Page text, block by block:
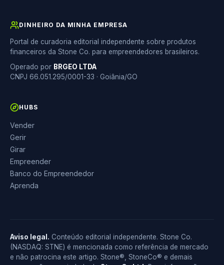
DINHEIRO DA MINHA EMPRESA
Portal de curadoria editorial independente sobre produtos
financeiros da Stone Co. para empreendedores brasileiros.
Operado por BRGEO LTDA
CNPJ 66.051.295/0001-33 · Goiânia/GO
HUBS
Vender
Gerir
Girar
Empreender
Banco do Empreendedor
Aprenda
Aviso legal. Conteúdo editorial independente. Stone Co.
(NASDAQ: STNE) é mencionada como referência de mercado
e não patrocina este artigo. Stone®, StoneCo® e demais